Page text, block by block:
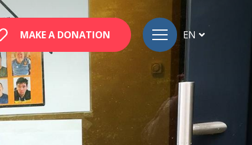
MAKE A DONATION EN
DE